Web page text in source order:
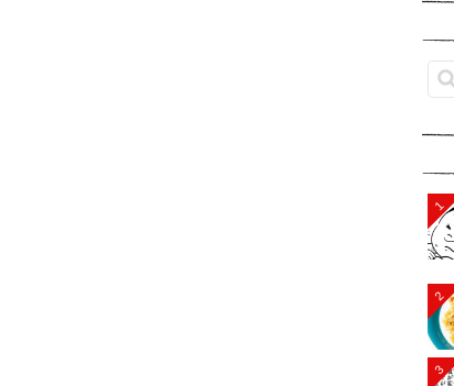
1
2
3